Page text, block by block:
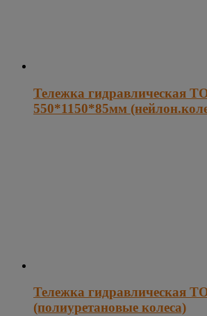
Тележка гидравлическая
550*1150*85мм
Тележка гидравлическая
(полиуретановые колеса)